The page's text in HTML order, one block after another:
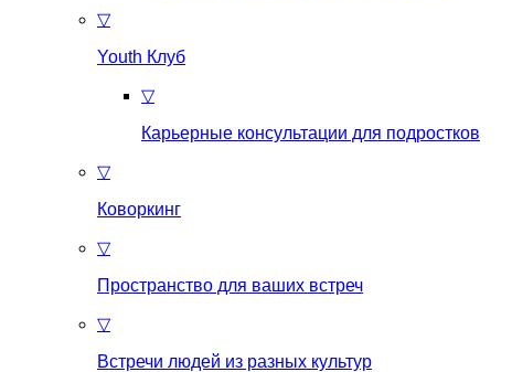
▽
Youth Клуб
▽
Карьерные консультации для подростков
▽
Коворкинг
▽
Пространство для ваших встреч
▽
Встречи людей из разных культур